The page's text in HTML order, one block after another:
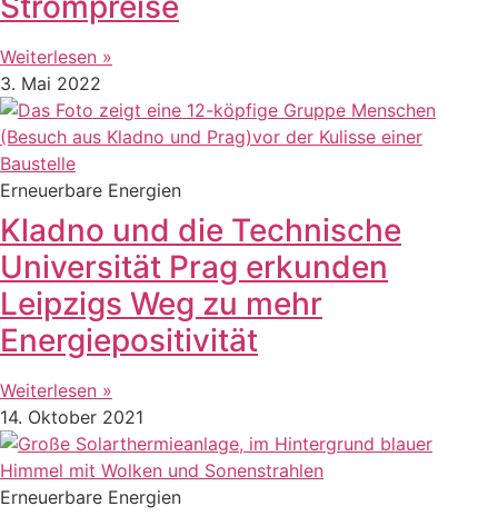
Weiterlesen »
3. Mai 2022
Erneuerbare Energien
Kladno und die Technische
Universität Prag erkunden
Leipzigs Weg zu mehr
Energiepositivität
Weiterlesen »
14. Oktober 2021
Erneuerbare Energien